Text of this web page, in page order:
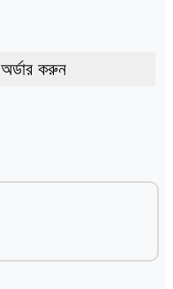
অর্ডার করুন